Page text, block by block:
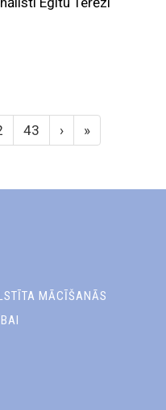
43 › »
MĀCĪŠANĀS